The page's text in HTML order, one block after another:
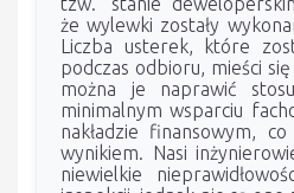
że wylewki zostały
Liczba usterek, które
podczas odbioru, mieści
można je naprawić
minimalnym wsparciu
nakładzie finansowym,
wynikiem. Nasi
niewielkie